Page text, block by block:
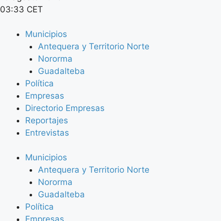
03:33 CET
Municipios
Antequera y Territorio Norte
Nororma
Guadalteba
Política
Empresas
Directorio Empresas
Reportajes
Entrevistas
Municipios
Antequera y Territorio Norte
Nororma
Guadalteba
Política